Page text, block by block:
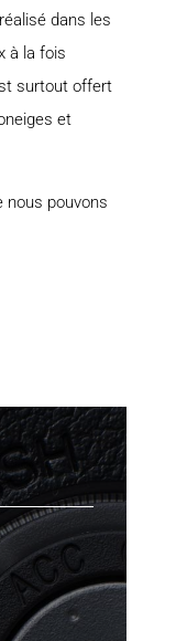
dans les
à la fois
surtout offert
et
nous pouvons